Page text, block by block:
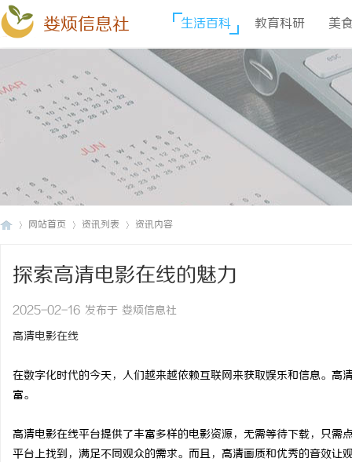
娄烦信息社 生活百科 教育科研 美
网站首页 资讯列表 资讯内容
探索高清电影在线的魅力
2025-02-16 发布于 娄烦信息社
高清电影在线
在数字化时代的今天，人们越来越依赖互联网来获取娱乐和信息。
富。
高清电影在线平台提供了丰富多样的电影资源，无需等待下载，只
平台上找到，满足不同观众的需求。而且，高清画质和优秀的音效让